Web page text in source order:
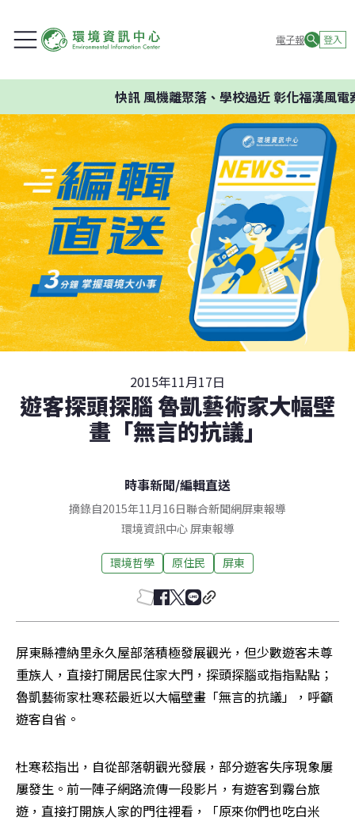
電子報 登入
快訊風機離聚落、學校過近 彰化福漢風電
2015年11月17日
遊客探頭探腦 魯凱藝術家大幅壁
畫「無言的抗議」
時事新聞/編輯直送
摘錄自2015年11月16日聯合新聞網屏東報導
環境資訊中心 屏東報導
環境哲學 原住民 屏東
屏東縣禮納里永久屋部落積極發展觀光，但少數遊客未尊
重族人，直接打開居民住家大門，探頭探腦或指指點點；
魯凱藝術家杜寒菘最近以大幅壁畫「無言的抗議」，呼籲
遊客自省。
杜寒菘指出，自從部落朝觀光發展，部分遊客失序現象屢
屢發生。前一陣子網路流傳一段影片，有遊客到霧台旅
遊，直接打開族人家的門往裡看，「原來你們也吃白米